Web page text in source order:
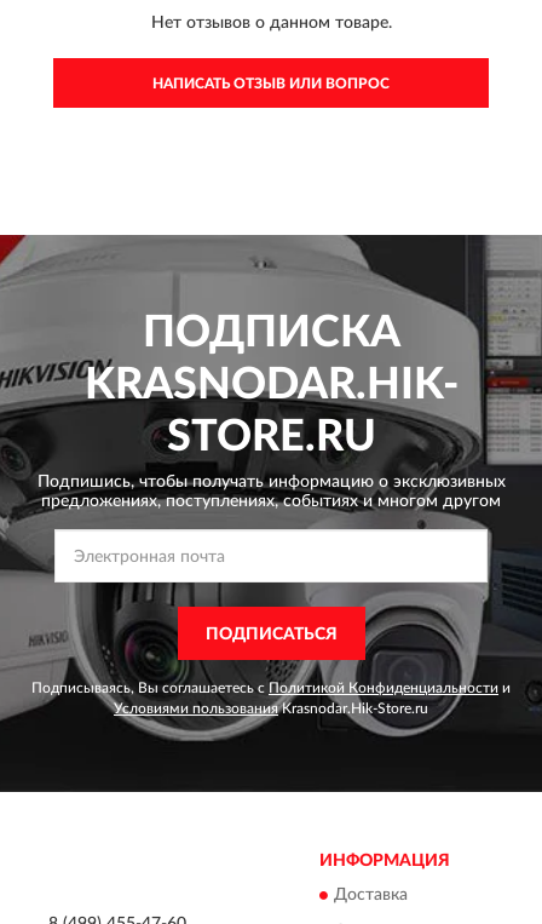
Нет отзывов о данном товаре.
НАПИСАТЬ ОТЗЫВ ИЛИ ВОПРОС
ПОДПИСКА
KRASNODAR.HIK-
STORE.RU
Подпишись, чтобы получать информацию о эксклюзивных
предложениях,поступлениях, событиях и многом другом
ПОДПИСАТЬСЯ
Подписываясь, Вы соглашаетесь с Политикой Конфиденциальности и
Условиями пользованияKrasnodar.Hik-Store.ru
ИНФОРМАЦИЯ
Доставка